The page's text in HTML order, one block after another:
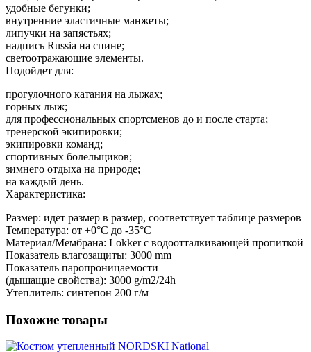
удобные бегунки;
внутренние эластичные манжеты;
липучки на запястьях;
надпись Russia на спине;
светоотражающие элементы.
Подойдет для:
прогулочного катания на лыжах;
горных лыж;
для профессиональных спортсменов до и после старта;
тренерской экипировки;
экипировки команд;
спортивных болельщиков;
зимнего отдыха на природе;
на каждый день.
Характеристика:
Размер: идет размер в размер, соответствует таблице размеров
Температура: от +0°С до -35°С
Материал/Мембрана: Lokker с водоотталкивающей пропиткой
Показатель влагозащиты: 3000 mm
Показатель паропроницаемости
(дышащие свойства): 3000 g/m2/24h
Утеплитель: синтепон 200 г/м
Похожие товары